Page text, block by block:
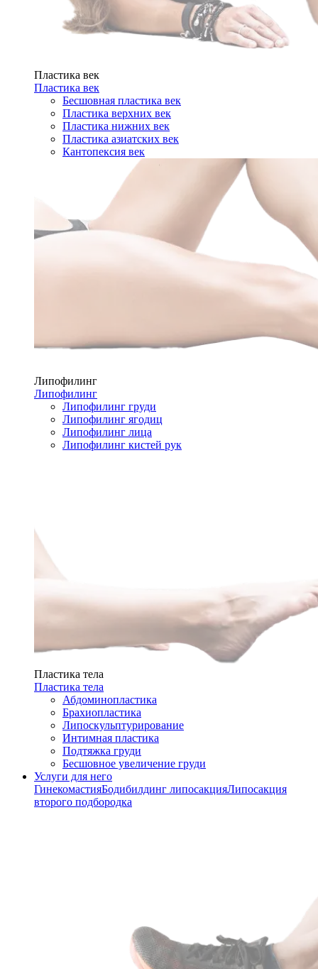
Пластика век
Пластика век
Бесшовная пластика век
Пластика верхних век
Пластика нижних век
Пластика азиатских век
Кантопексия век
Липофилинг
Липофилинг
Липофилинг груди
Липофилинг ягодиц
Липофилинг лица
Липофилинг кистей рук
Пластика тела
Пластика тела
Абдоминопластика
Брахиопластика
Липоскульптурирование
Интимная пластика
Подтяжка груди
Бесшовное увеличение груди
Услуги для него
ГинекомастияБодибилдинг липосакцияЛипосакция
второго подбородка